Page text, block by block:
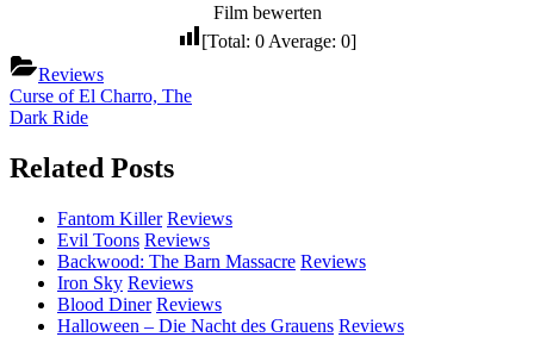
Film bewerten
[Total: 0 Average: 0]
Reviews
Beitragsnavigation
Previous
Post:
Curse of El Charro, The
Next
Dark Ride
Related Posts
Fantom Killer Reviews
Evil Toons Reviews
Backwood: The Barn Massacre Reviews
Iron Sky Reviews
Blood Diner Reviews
Halloween – Die Nacht des Grauens Reviews